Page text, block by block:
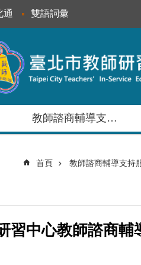
通 雙語詞彙
教師諮商輔導支持服務
首頁 教師諮商輔導支持
習中心教師諮商輔